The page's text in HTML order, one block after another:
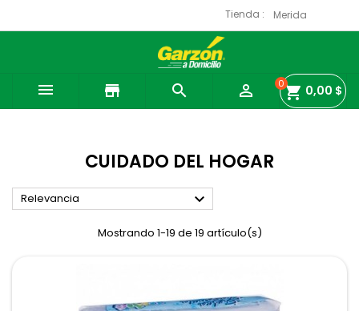
Tienda :
 store   shopping_cart
0 0,00 $
CUIDADO DEL HOGAR
Relevancia 
Mostrando 1-19 de 19 artículo(s)